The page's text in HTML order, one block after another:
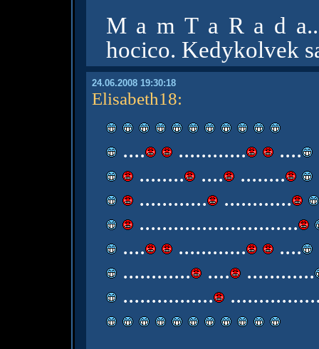
M a m T a R a d
hocico. Kedykolvek
24.06.2008 19:30:18
Elisabeth18:
.... ............
....
........ .... ........
............ ............
............................
....
............
....
............ .... ............
................